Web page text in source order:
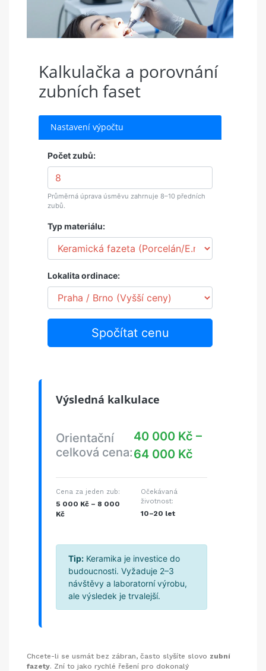
Kalkulačka a porovnání
zubních faset
Nastavení výpočtu
Počet zubů:
Průměrná úprava úsměvu zahrnuje 8–10 předních
zubů.
Typ materiálu:
Lokalita ordinace:
Spočítat cenu
Výsledná kalkulace
Orientační
celková cena:
40 000 Kč –
64 000 Kč
Cena za jeden zub:
5 000 Kč – 8 000
Kč
Očekávaná
životnost:
10–20 let
Tip: Keramika je investice do
budoucnosti. Vyžaduje 2–3
návštěvy a laboratorní výrobu,
ale výsledek je trvalejší.
Chcete-li se usmát bez zábran, často slyšíte slovo zubní
fazety. Zní to jako rychlé řešení pro dokonalý